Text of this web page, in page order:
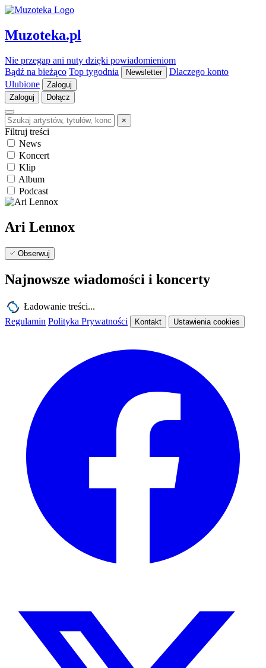
Muzoteka.pl
Nie przegap ani nuty dzięki powiadomieniom
Bądź na bieżąco Top tygodnia Newsletter
Dlaczego konto
Ulubione
Zaloguj
Zaloguj
Dołącz
×
Filtruj treści
News
Koncert
Klip
Album
Podcast
Ari Lennox
Obserwuj
Najnowsze wiadomości i koncerty
Ładowanie treści...
Regulamin Polityka Prywatności Kontakt Ustawienia cookies